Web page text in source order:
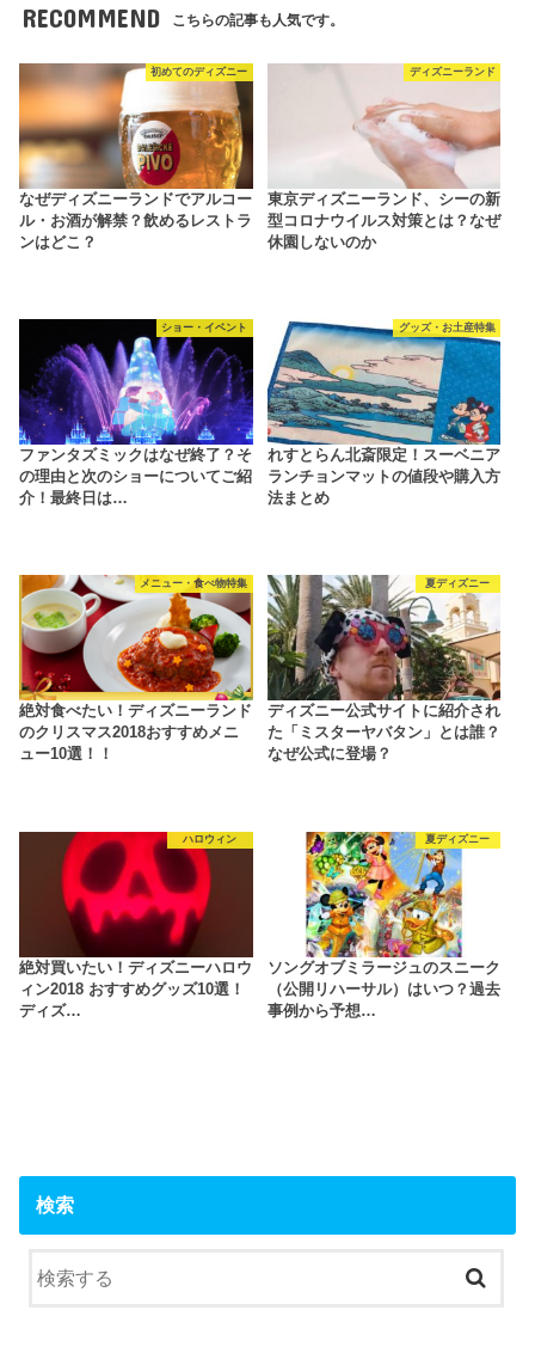
RECOMMEND こちらの記事も人気です。
初めてのディズニー
なぜディズニーランドでアルコー
ル・お酒が解禁？飲めるレストラ
ンはどこ？
ディズニーランド
東京ディズニーランド、シーの新
型コロナウイルス対策とは？なぜ
休園しないのか
ショー・イベント
ファンタズミックはなぜ終了？そ
の理由と次のショーについてご紹
介！最終日は…
グッズ・お土産特集
れすとらん北斎限定！スーベニア
ランチョンマットの値段や購入方
法まとめ
メニュー・食べ物特集
絶対食べたい！ディズニーランド
のクリスマス2018おすすめメニ
ュー10選！！
夏ディズニー
ディズニー公式サイトに紹介され
た「ミスターヤバタン」とは誰？
なぜ公式に登場？
ハロウィン
絶対買いたい！ディズニーハロウ
ィン2018 おすすめグッズ10選！
ディズ…
夏ディズニー
ソングオブミラージュのスニーク
（公開リハーサル）はいつ？過去
事例から予想…
検索